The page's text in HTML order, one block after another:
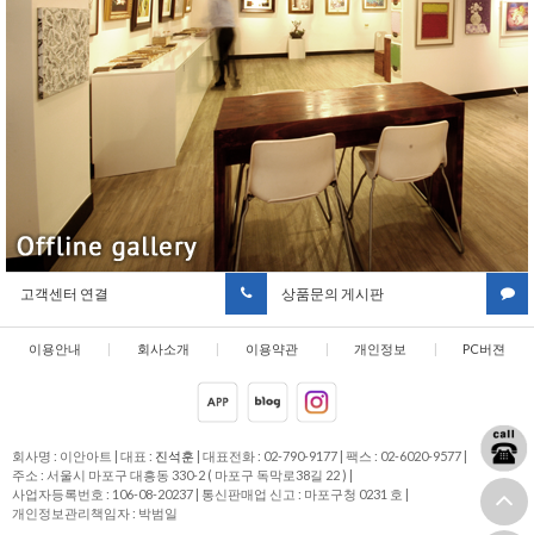
고객센터 연결 상품문의 게시판
이용안내 | 회사소개 | 이용약관 | 개인정보 | PC버젼
회사명 : 이안아트 | 대표 : 진석훈 | 대표전화 : 02-790-9177 | 팩스 : 02-6020-9577 |
주소 : 서울시 마포구 대흥동 330-2 ( 마포구 독막로38길 22 ) |
사업자등록번호 : 106-08-20237 | 통신판매업 신고 : 마포구청 0231 호 |
개인정보관리책임자 : 박범일